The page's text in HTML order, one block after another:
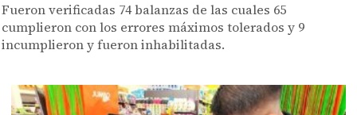
Fueron verificadas 74 balanzas de las cuales 65
cumplieron con los errores máximos tolerados y 9
incumplieron y fueron inhabilitadas.